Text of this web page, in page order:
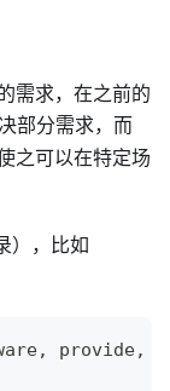
需求，在之前的
部分需求，而
之可以在特定场
），比如
, provide,